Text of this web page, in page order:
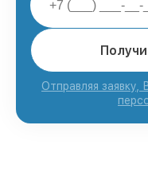
Отправляя заявку,